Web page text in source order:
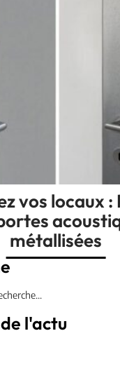
vos locaux :
métallisées
l'actu